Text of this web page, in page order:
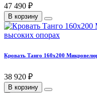
47 490 ₽
В корзину
Кровать Танго 160х200
38 920 ₽
В корзину